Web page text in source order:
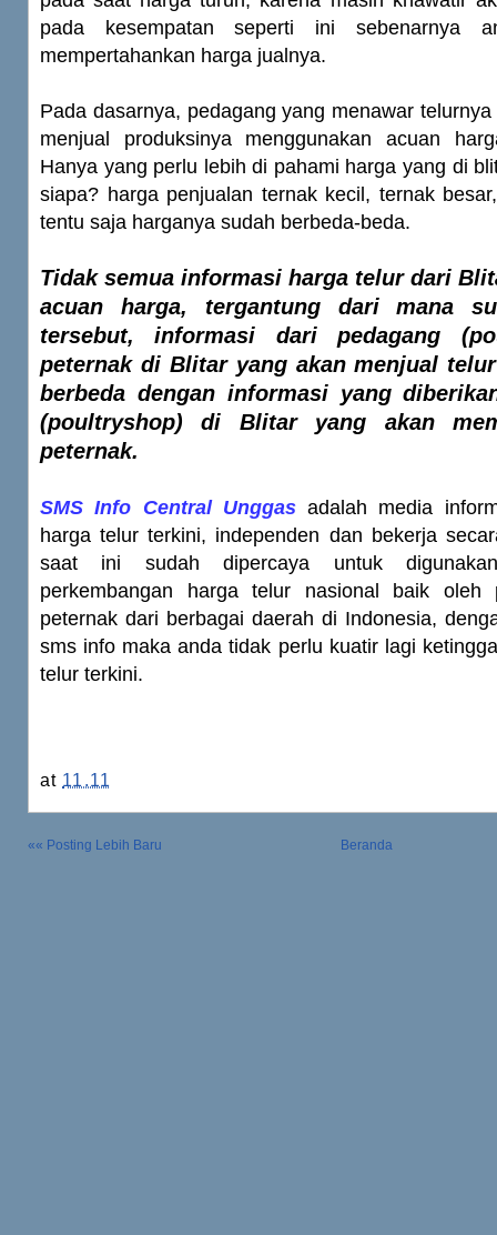
pada kesempatan seperti ini sebenarnya
mempertahankan harga jualnya.
Pada dasarnya, pedagang yang menawar
menjual produksinya menggunakan acuan
Hanya yang perlu lebih di pahami harga yang di
siapa? harga penjualan ternak kecil, ternak
tentu saja harganya sudah berbeda-beda.
Tidak semua informasi harga telur dari
acuan harga, tergantung dari mana
tersebut, informasi dari pedagang
peternak di Blitar yang akan menjual
berbeda dengan informasi yang
(poultryshop)di Blitar yang akan
peternak.
SMS Info Central Unggasadalah media
harga telur terkini, independen dan bekerja
saat ini sudah dipercaya untuk
perkembangan harga telur nasional baik oleh
peternak dari berbagai daerah di Indonesia,
sms info maka anda tidak perlu kuatir lagi
telur terkini.
at 11.11
«« Posting Lebih Baru Beranda